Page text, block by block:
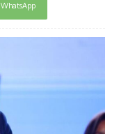
WhatsApp